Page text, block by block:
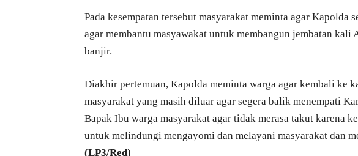
Pada kesempatan tersebut masyarakat meminta agar Kapolda
agar membantu masyawakat untuk membangun jembatan
banjir.
Diakhir pertemuan, Kapolda meminta warga agar kembali ke
masyarakat yang masih diluar agar segera balik menempati
Bapak Ibu warga masyarakat agar tidak merasa takut karena
untuk melindungi mengayomi dan melayani masyarakat dan
(LP3/Red)